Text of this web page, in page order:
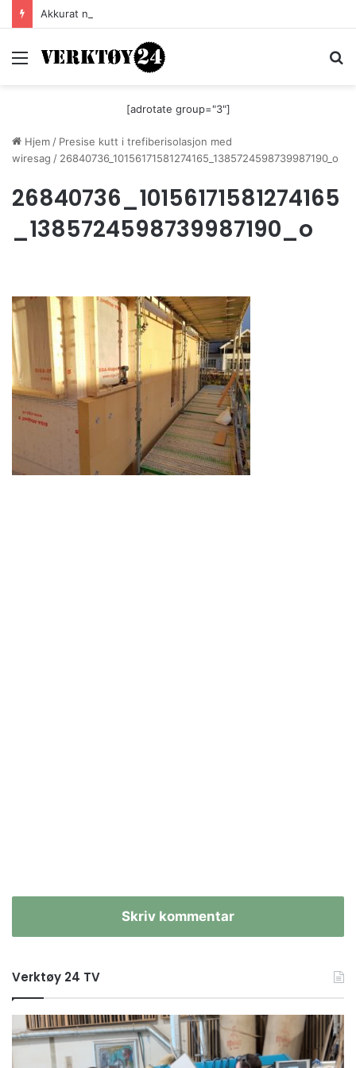
Akkurat nå er batteri-bordsaga til Festool billigere
Meny
[adrotate group="3"]
Hjem / Presise kutt i trefiberisolasjon med
wiresag / 26840736_10156171581274165_1385724598739987190_o
26840736_10156171581274165
_1385724598739987190_o
Skriv kommentar
Verktøy 24 TV